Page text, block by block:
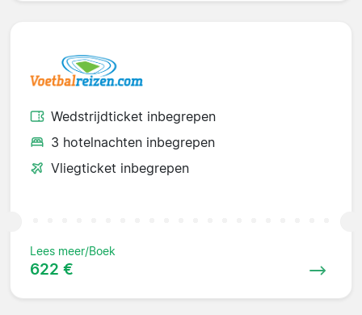
Wedstrijdticket inbegrepen
3 hotelnachten inbegrepen
Vliegticket inbegrepen
Lees meer/Boek
622 €